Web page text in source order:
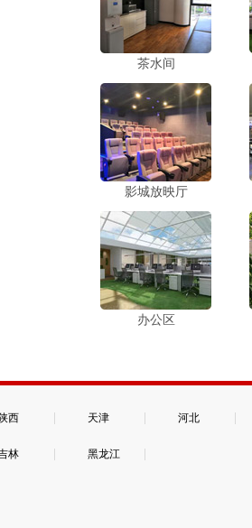
茶水间
影城放映厅
办公区
西 天津 河北
林 黑龙江